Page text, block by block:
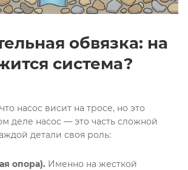
обвязка: на
система?
насос висит на тросе, но это
деле насос — это часть сложной
детали своя роль:
опора). Именно на жесткой